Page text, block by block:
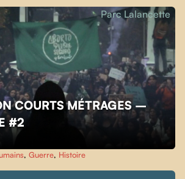
COURTS MÉTRAGES –
#2
Parc Lalancette
, Guerre, Histoire